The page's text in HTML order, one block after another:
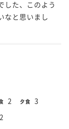
した、このよう
なと思いまし
2 夕食 3
2